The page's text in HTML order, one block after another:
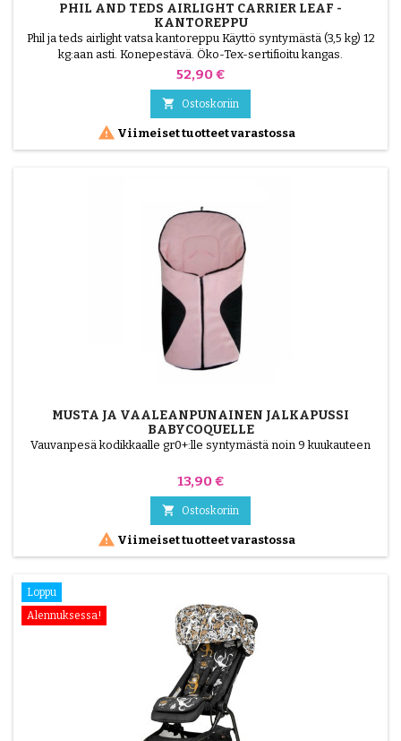
PHIL AND TEDS AIRLIGHT CARRIER LEAF -
KANTOREPPU
Phil ja teds airlight vatsa kantoreppu Käyttö syntymästä (3,5 kg) 12
kg:aan asti. Konepestävä. Öko-Tex-sertifioitu kangas.
Hinta
52,90 €
 Ostoskoriin
 Viimeiset tuotteet varastossa
MUSTA JA VAALEANPUNAINEN JALKAPUSSI
BABYCOQUELLE
Vauvanpesä kodikkaalle gr0+:lle syntymästä noin 9 kuukauteen
Hinta
13,90 €
 Ostoskoriin
 Viimeiset tuotteet varastossa
Loppu
Alennuksessa!